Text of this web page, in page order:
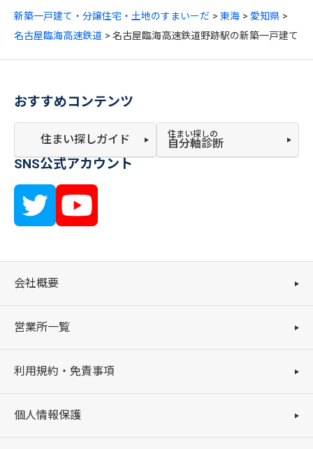
新築一戸建て・分譲住宅・土地のすまいーだ 東海
愛知県
名古屋臨海高速鉄道
名古屋臨海高速鉄道野跡駅の新築一戸建て
おすすめコンテンツ
住まい探しガイド 住まい探しの
自分軸診断
SNS公式アカウント
会社概要
営業所一覧
利用規約・免責事項
個人情報保護